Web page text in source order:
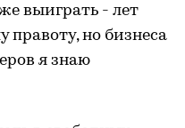
выиграть - лет
правоту, но бизнеса
я знаю